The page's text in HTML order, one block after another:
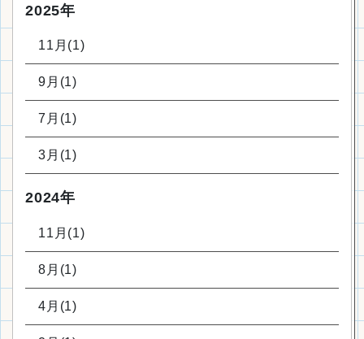
2025年
11月(1)
9月(1)
7月(1)
3月(1)
2024年
11月(1)
8月(1)
4月(1)